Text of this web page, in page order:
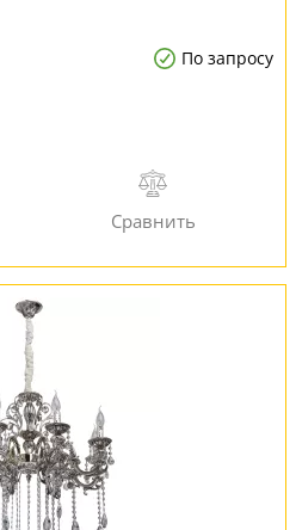
По запросу